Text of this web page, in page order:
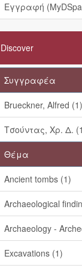
Εγγραφή
Discover
Συγγραφέα
Brueckner, Alfred (1)
Τσούντας, Χρ. Δ.
Θέμα
Ancient tombs (1)
Archaeological
Archaeology -
Excavations (1)